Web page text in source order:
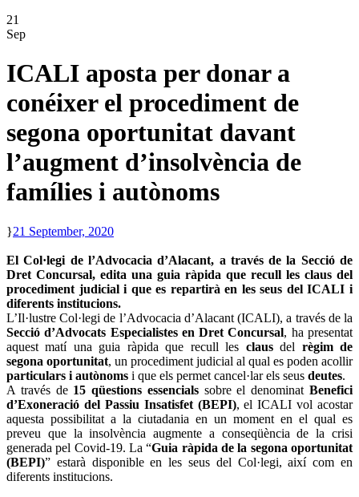
21
Sep
ICALI aposta per donar a
conéixer el procediment de
segona oportunitat davant
l’augment d’insolvència de
famílies i autònoms
21 September, 2020
El Col·legi de l’Advocacia d’Alacant, a través de la Secció de
Dret Concursal, edita una guia ràpida que recull les claus del
procediment judicial i que es repartirà en les seus del ICALI i
diferents institucions.
L’Il·lustre Col·legi de l’Advocacia d’Alacant (ICALI), a través de la
Secció d’Advocats Especialistes en Dret Concursal, ha presentat
aquest matí una guia ràpida que recull les clausdel règim de
segona oportunitat, un procediment judicial al qual es poden acollir
particulars i autònoms i que els permet cancel·lar els seus deutes.
A través de 15 qüestions essencialssobre el denominatBenefici
d’Exoneració del Passiu Insatisfet (BEPI), el ICALI vol acostar
aquesta possibilitat a la ciutadania en un moment en el qual es
preveu que la insolvència augmente a conseqüència de la crisi
generada pel Covid-19. La “Guia ràpida de la segona oportunitat
(BEPI)” estarà disponible en les seus del Col·legi, així com en
diferents institucions.